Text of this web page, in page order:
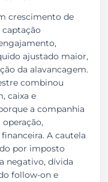
crescimento de
captação
ajustado maior,
da alavancagem.
combinou
caixa e
a companhia
A cautela
por imposto
negativo, dívida
follow-on e